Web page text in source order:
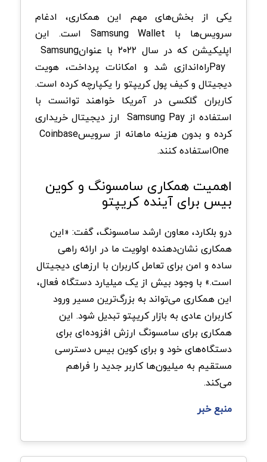
یکی از بخش‌های مهم این همکاری، ادغام
سرویس‌ها با Samsung Wallet است. این
اپلیکیشن که در سال ۲۰۲۲با عنوانSamsung
Payراه‌اندازی شد و امکانات پرداخت، هویت
دیجیتال و کیف پول کریپتو را یکپارچه کرده است.
کاربران گلکسی در آمریکا خواهند توانست با
استفاده از Samsung Pay ارز دیجیتال خریداری
کرده و بدون هزینه ماهانه از سرویسCoinbase
Oneاستفاده کنند.
اهمیت همکاری سامسونگ و کوین
بیس برای آینده کریپتو
درو بلکارد، معاون ارشد سامسونگ، گفت: «این
همکاری نشان‌دهنده اولویت ما در ارائه راهی
ساده و امن برای تعامل کاربران با ارزهای دیجیتال
است.» با وجود بیش از یک میلیارد دستگاه فعال،
این همکاری می‌تواند به بزرگ‌ترین مسیر ورود
کاربران عادی به بازار کریپتو تبدیل شود. این
همکاری برای سامسونگ ارزش افزوده‌ای برای
دستگاه‌های خود و برای کوین بیس دسترسی
مستقیم به میلیون‌ها کاربر جدید را فراهم
می‌کند.
منبع خبر